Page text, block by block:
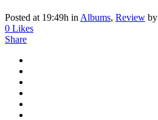
Posted at 19:49h in Albums, Review by
0 Likes
Share